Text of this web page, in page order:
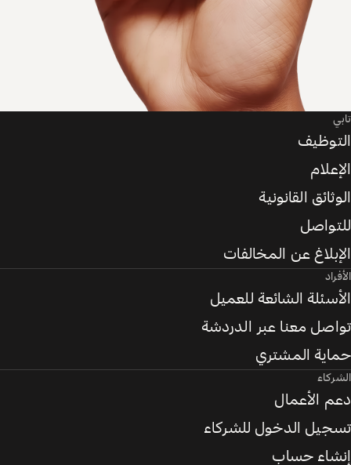
تابي
التوظيف
الإعلام
الوثائق القانونية
للتواصل
الإبلاغ عن المخالفات
الأفراد
الأسئلة الشائعة للعميل
تواصل معنا عبر الدردشة
حماية المشتري
الشركاء
دعم الأعمال
تسجيل الدخول للشركاء
إنشاء حساب